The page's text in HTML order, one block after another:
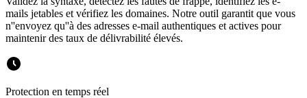
mails jetables et vérifiez les domaines. Notre outil garantit que vous
n''envoyez qu''à des adresses e-mail authentiques et actives pour
maintenir des taux de délivrabilité élevés.
Protection en temps réel